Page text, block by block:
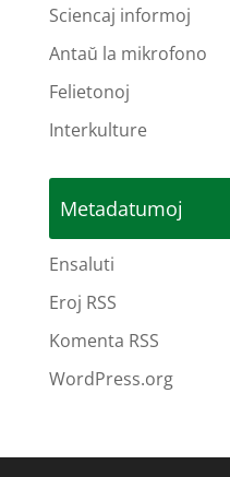
Sciencaj informoj
Antaŭ la mikrofono
Felietonoj
Interkulture
Metadatumoj
Ensaluti
Eroj RSS
Komenta RSS
WordPress.org